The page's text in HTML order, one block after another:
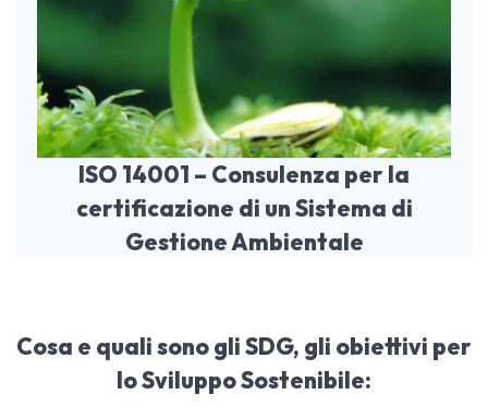
ISO 14001 – Consulenza per la
certificazione di un Sistema di
Gestione Ambientale
Cosa e quali sono gli SDG, gli obiettivi per
lo Sviluppo Sostenibile: